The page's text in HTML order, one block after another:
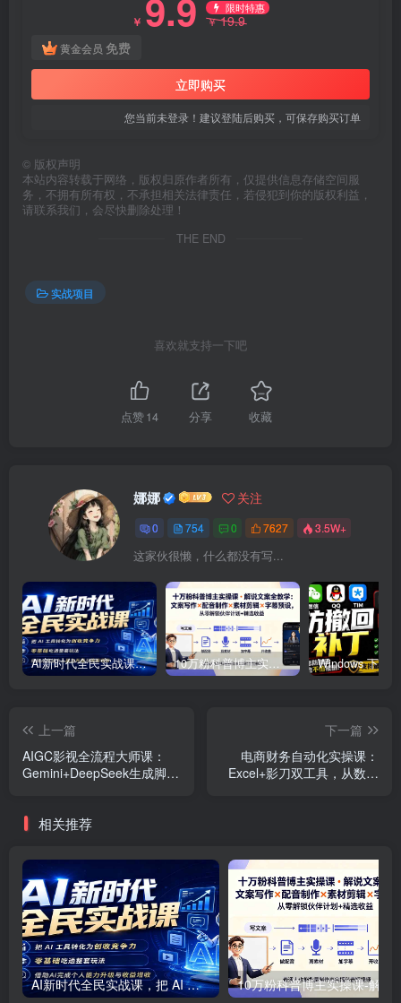
￥ 9.9 限时特惠
￥19.9
黄金会员 免费
立即购买
您当前未登录！建议登陆后购买，可保存购买订单
© 版权声明
本站内容转载于网络，版权归原作者所有，仅提供信息存储空间服
务，不拥有所有权，不承担相关法律责任，若侵犯到你的版权利益，
请联系我们，会尽快删除处理！
THE END
实战项目
喜欢就支持一下吧
点赞14 分享 收藏
娜娜 关注
0 754 0 7627 3.5W+
这家伙很懒，什么都没有写...
AI新时代全民实战课，把 AI 工具转化为创收竞争力，零基础吃透整套玩法，借助AI完成个人能力升级与收益增收。 10万粉科普博主实操课-解说文案全教学：文案写作×配音制作×素材剪辑×字幕预设，从零解锁伙伴计划+精选收益
上一篇
AIGC影视全流程大师课：
Gemini+DeepSeek生成脚本
下一篇
电商财务自动化实操课：
Excel+影刀双工具，从数据
相关推荐
AI新时代全民实战课，把 AI 工具转化为创收竞争力，零基础吃透整套玩法，借助AI完成个人能力升级与收益增收。